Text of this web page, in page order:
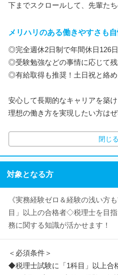
下までスクロールして、先輩た
メリハリのある働きやすさも自
◎完全週休2日制で年間休日126日
◎受験勉強などの事情に応じて
◎有給取得も推奨！土日祝と絡
安心して長期的なキャリアを築
理想の働き方を実現したい方はぜ
閉じる
対象となる方
《実務経験ゼロ＆経験の浅い方
目」以上の合格者◇税理士を目
務に関する知識が活かせます！
＜必須条件＞
◆税理士試験に「1科目」以上合